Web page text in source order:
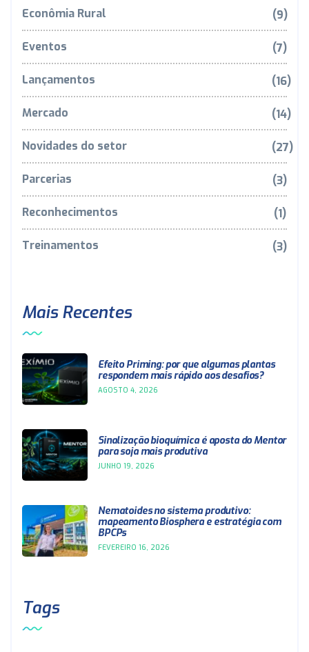
Econômia Rural (9)
Eventos (7)
Lançamentos (16)
Mercado (14)
Novidades do setor (27)
Parcerias (3)
Reconhecimentos (1)
Treinamentos (3)
Mais Recentes
Efeito Priming: por que algumas plantas
respondem mais rápido aos desafios?
AGOSTO 4, 2026
Sinalização bioquímica é aposta do Mentor
para soja mais produtiva
JUNHO 19, 2026
Nematoides no sistema produtivo:
mapeamento Biosphera e estratégia com
BPCPs
FEVEREIRO 16, 2026
Tags